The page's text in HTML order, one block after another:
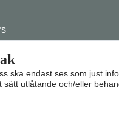
ska endast ses som just
sätt utlåtande och/eller